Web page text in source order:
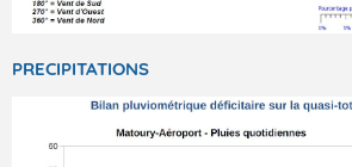
PRECIPITATIONS